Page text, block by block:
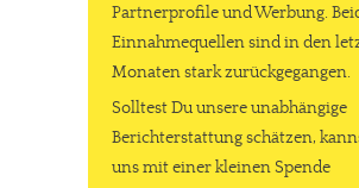
Partnerprofile und Werbung.
Einnahmequellen sind in den
Monaten stark zurückgegangen.
Solltest Du unsere unabhängige
Berichterstattung schätzen,
uns mit einer kleinen Spende